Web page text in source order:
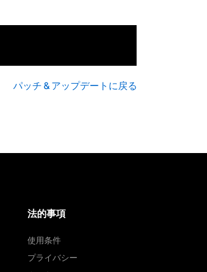
パッチ & アップデートに戻る
法的事項
使用条件
プライバシー